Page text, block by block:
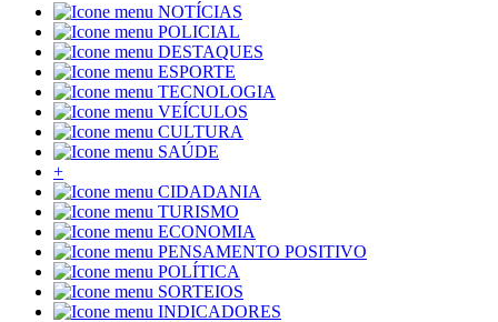
NOTÍCIAS
POLICIAL
DESTAQUES
ESPORTE
TECNOLOGIA
VEÍCULOS
CULTURA
SAÚDE
+
CIDADANIA
TURISMO
ECONOMIA
PENSAMENTO POSITIVO
POLÍTICA
SORTEIOS
INDICADORES